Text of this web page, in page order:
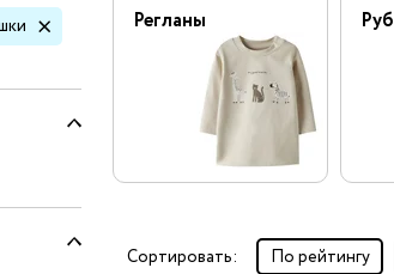
Колготы и носки
Комбинезоны,
комплекты, боди
Костюмы
Купальники и плавки
Нижнее белье
Регланы
Сортировать: по рейтингу